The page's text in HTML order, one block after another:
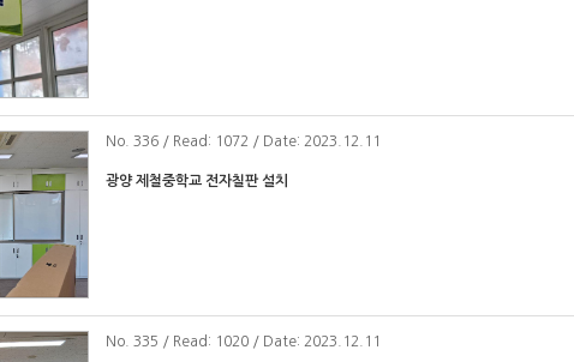
No . 336 / Read: 1072 / Date: 2023.12.11
광양 제철중학교 전자칠판 설치
No . 335 / Read: 1020 / Date: 2023.12.11